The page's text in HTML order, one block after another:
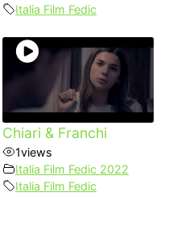
Italia Film Fedic
Chiari & Franchi
1views
Italia Film Fedic 2022
Italia Film Fedic